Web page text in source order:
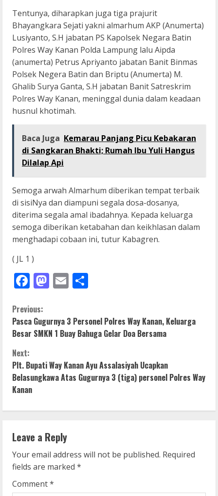
Tentunya, diharapkan juga tiga prajurit
Bhayangkara Sejati yakni almarhum AKP (Anumerta)
Lusiyanto, S.H jabatan PS Kapolsek Negara Batin
Polres Way Kanan Polda Lampung lalu Aipda
(anumerta) Petrus Apriyanto jabatan Banit Binmas
Polsek Negera Batin dan Briptu (Anumerta) M.
Ghalib Surya Ganta, S.H jabatan Banit Satreskrim
Polres Way Kanan, meninggal dunia dalam keadaan
husnul khotimah.
Baca Juga Kemarau Panjang Picu Kebakaran
di Sangkaran Bhakti; Rumah Ibu Yuli Hangus
Dilalap Api
Semoga arwah Almarhum diberikan tempat terbaik
di sisiNya dan diampuni segala dosa-dosanya,
diterima segala amal ibadahnya. Kepada keluarga
semoga diberikan ketabahan dan keikhlasan dalam
menghadapi cobaan ini, tutur Kabagren.
( JL 1 )
Facebook
Mastodon
Email
C
o
n
t
i
n
u
e
R
Previous:
Pasca Gugurnya 3 Personel Polres Way Kanan, Keluarga
Besar SMKN 1 Buay Bahuga Gelar Doa Bersama
Next:
Plt. Bupati Way Kanan Ayu Assalasiyah Ucapkan
Belasungkawa Atas Gugurnya 3 (tiga) personel Polres Way
Kanan
Leave a Reply
Your email address will not be published. Required
fields are marked *
Comment*